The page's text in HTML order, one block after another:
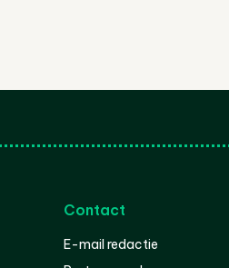
Contact
E-mail redactie